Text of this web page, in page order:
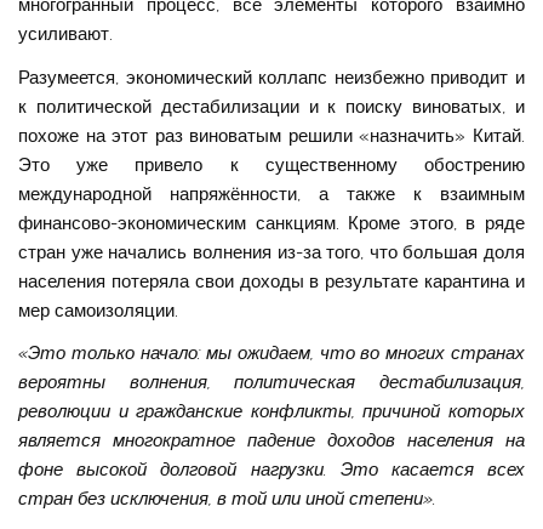
многогранный процесс, все элементы которого взаимно
усиливают.
Разумеется, экономический коллапс неизбежно приводит и
к политической дестабилизации и к поиску виноватых, и
похоже на этот раз виноватым решили «назначить» Китай.
Это уже привело к существенному обострению
международной напряжённости, а также к взаимным
финансово-экономическим санкциям. Кроме этого, в ряде
стран уже начались волнения из-за того, что большая доля
населения потеряла свои доходы в результате карантина и
мер самоизоляции.
«Это только начало: мы ожидаем, что во многих странах
вероятны волнения, политическая дестабилизация,
революции и гражданские конфликты, причиной которых
является многократное падение доходов населения на
фоне высокой долговой нагрузки. Это касается всех
стран без исключения, в той или иной степени».